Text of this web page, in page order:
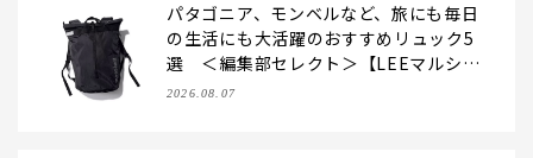
パタゴニア、モンベルなど、旅にも毎日
の生活にも大活躍のおすすめリュック5
選 ＜編集部セレクト＞【LEEマルシ
ェ】
2026.08.07